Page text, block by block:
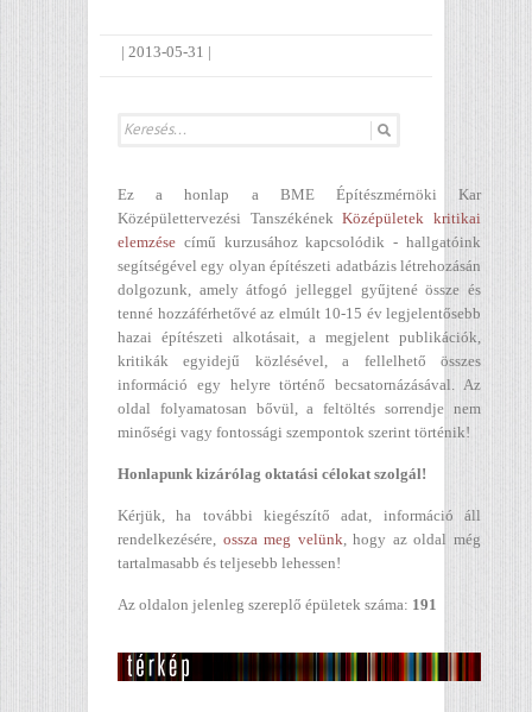
| 2013-05-31 |
Ez a honlap a BME Építészmérnöki Kar
Középülettervezési TanszékénekKözépületek kritikai
elemzése című kurzusához kapcsolódik - hallgatóink
segítségével egy olyan építészeti adatbázis létrehozásán
dolgozunk, amely átfogó jelleggel gyűjtené össze és
tenné hozzáférhetővé az elmúlt 10-15 év legjelentősebb
hazai építészeti alkotásait, a megjelent publikációk,
kritikák egyidejű közlésével, a fellelhető összes
információ egy helyre történő becsatornázásával. Az
oldal folyamatosan bővül, a feltöltés sorrendje nem
minőségi vagy fontossági szempontok szerint történik!
Honlapunk kizárólag oktatási célokat szolgál!
Kérjük, ha további kiegészítő adat, információ áll
rendelkezésére, ossza meg velünk, hogy az oldal még
tartalmasabb és teljesebb lehessen!
Az oldalon jelenleg szereplő épületek száma: 191